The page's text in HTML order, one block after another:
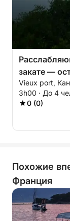
закате —
Vieux port,
3h00 · До 4
0 (0)
Похожие
Франция